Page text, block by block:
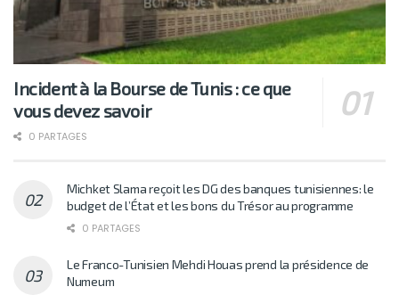
Incident à la Bourse de Tunis : ce que
vous devez savoir
0 PARTAGES
Michket Slama reçoit les DG des banques tunisiennes: le
budget de l’État et les bons du Trésor au programme
0 PARTAGES
Le Franco-Tunisien Mehdi Houas prend la présidence de
Numeum